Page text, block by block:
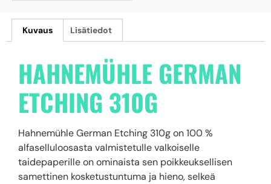
Kuvaus Lisätiedot
HAHNEMÜHLE GERMAN
ETCHING 310G
Hahnemühle German Etching 310g on 100 %
alfaselluloosasta valmistetulle valkoiselle
taidepaperille on ominaista sen poikkeuksellisen
samettinen kosketustuntuma ja hieno, selkeä